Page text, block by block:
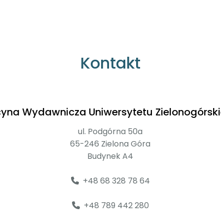
Kontakt
Wydawnicza Uniwersytetu
ul. Podgórna 50a
65-246 Zielona Góra
Budynek A4
+48 68 328 78 64
+48 789 442 280